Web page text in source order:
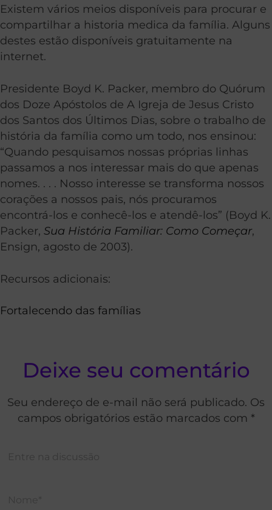
Existem vários meios disponíveis para procurar e
compartilhar a historia medica da família. Alguns
destes estão disponíveis gratuitamente na
internet.
Presidente Boyd K. Packer, membro do Quórum
dos Doze Apóstolos de A Igreja de Jesus Cristo
dos Santos dos Últimos Dias, sobre o trabalho de
história da família como um todo, nos ensinou:
“Quando pesquisamos nossas próprias linhas
passamos a nos interessar mais do que apenas
nomes. . . . Nosso interesse se transforma nossos
corações a nossos pais, nós procuramos
encontrá-los e conhecê-los e atendê-los” (Boyd K.
Packer, Sua História Familiar: Como Começar,
Ensign, agosto de 2003).
Recursos adicionais:
Fortalecendo das famílias
Deixe seu comentário
Seu endereço de e-mail não será publicado. Os
campos obrigatórios estão marcados com *